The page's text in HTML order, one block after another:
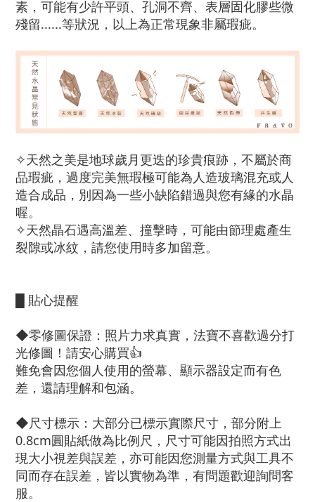
素，可能有少許平頭、孔洞不齊、表層固化膠些微
殘留......等狀況，以上為正常現象非屬瑕疵。
✧天然之美是地球歲月更迭的珍貴痕跡，不屬於商
品瑕疵，過度完美無瑕極可能為人造玻璃混充或人
造合成品，別因為一些小缺陷錯過與您有緣的水晶
喔。
✧天然晶石遇高溫差、撞擊時，可能由節理處產生
裂隙或冰紋，請您使用時多加留意。
█ 貼心提醒
◆零修圖保證：照片力求真實，法寶不喜歡過分打
光修圖！請安心購買👍
難免會因您個人使用的螢幕、顯示器設定而有色
差，還請理解和包涵。
◆尺寸標示：大部分已標示實際尺寸，部分附上
0.8cm圓貼紙做為比例尺，尺寸可能因拍照方式出
現大小視差與誤差，亦可能因您測量方式與工具不
同而存在誤差，皆以實物為準，有問題歡迎詢問客
服。